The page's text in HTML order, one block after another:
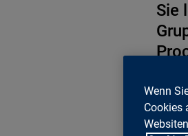
Sie
Eines
Wenn
Cookies